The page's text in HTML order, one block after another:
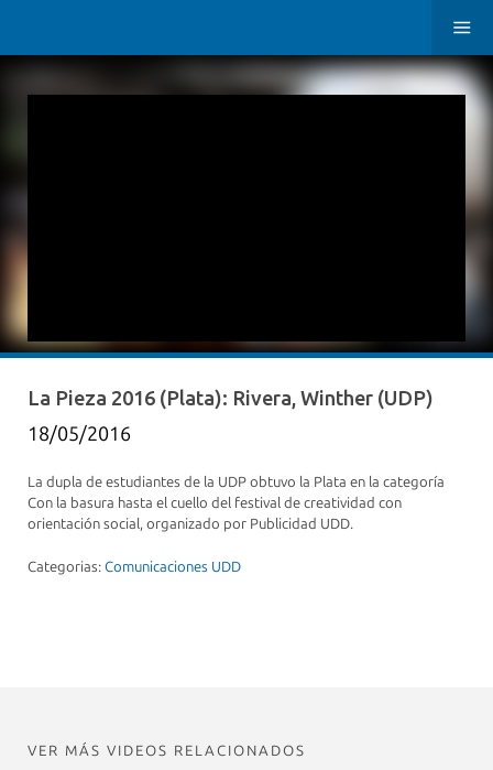
La Pieza 2016 (Plata): Rivera, Winther (UDP)
18/05/2016
La dupla de estudiantes de la UDP obtuvo la Plata en la categoría
Con la basura hasta el cuello del festival de creatividad con
orientación social, organizado por Publicidad UDD.
Categorias: Comunicaciones UDD
VER MÁS VIDEOS RELACIONADOS